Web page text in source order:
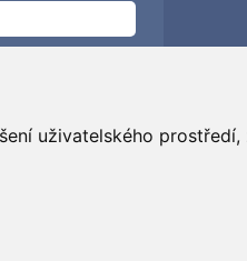
uživatelského